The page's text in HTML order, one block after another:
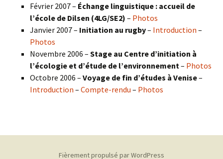
Février 2007 – Échange linguistique : accueil de
l’école de Dilsen (4LG/SE2) – Photos
Janvier 2007 – Initiation au rugby– Introduction –
Photos
Novembre 2006 – Stage au Centre d’initiation à
l’écologie et d’étude de l’environnement – Photos
Octobre 2006 – Voyage de fin d’études à Venise–
Introduction – Compte-rendu – Photos
Fièrement propulsé par WordPress